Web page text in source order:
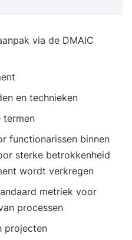
via de DMAIC
en technieken
termen
functionarissen binnen
sterke betrokkenheid
wordt verkregen
metriek voor
processen
projecten